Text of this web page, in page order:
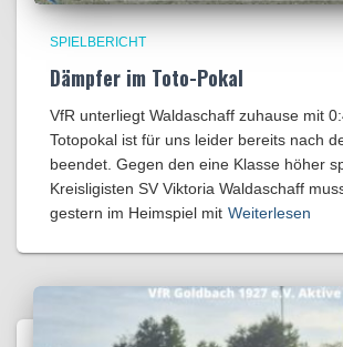
SPIELBERICHT
Dämpfer im Toto-Pokal
VfR unterliegt Waldaschaff zuhause mit
Totopokal ist für uns leider bereits nach
beendet. Gegen den eine Klasse höher
Kreisligisten SV Viktoria Waldaschaff
gestern im Heimspiel mit Weiterlesen